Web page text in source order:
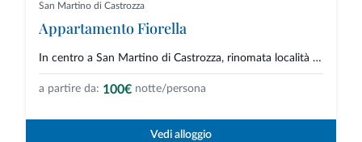
San Martino di Castrozza
Appartamento Fiorella
In centro a San Martino di Castrozza, rinomata località sciistica, si trova...
a partire da: 100€ notte/persona
Vedi alloggio